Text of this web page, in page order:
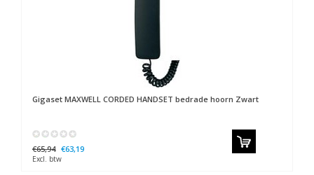
Gigaset MAXWELL CORDED HANDSET bedrade hoorn Zwart
€65,94 €63,19
Excl. btw